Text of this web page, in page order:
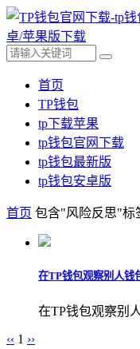
首页
TP钱包
tp下载苹果
tp钱包官网下载
tp钱包最新版
tp钱包安卓版
首页 包含"风险反思"标
在TP钱包观察别人钱
在TP钱包观察别
‹‹ 1 ››